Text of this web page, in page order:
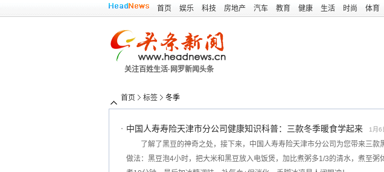
首页 娱乐 科技 房地产 汽车 教育 健康 生活 时尚 体育
关注百姓生活·网罗新闻头条
首页 标签 冬季
中国人寿寿险天津市分公司健康知识科普：三款冬季暖食学起来 1月6
了解了黑豆的神奇之处，接下来，中国人寿寿险天津市分公司为您带来三款
做法：黑豆泡4小时，把大米和黑豆放入电饭煲，加比煮粥多1/3的清水，煮至粥